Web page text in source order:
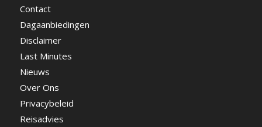
Contact
Dagaanbiedingen
Disclaimer
Last Minutes
Nieuws
Over Ons
Privacybeleid
Reisadvies